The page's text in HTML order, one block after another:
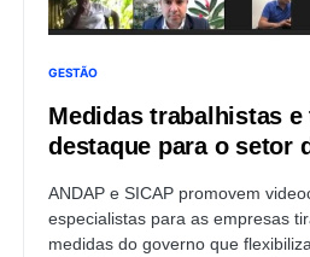
GESTÃO
Medidas trabalhistas
destaque para o setor
ANDAP e SICAP promovem
especialistas para as empresas
medidas do governo que